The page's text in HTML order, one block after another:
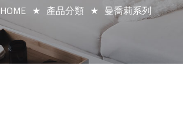
HOME 產品分類 曼喬莉系列